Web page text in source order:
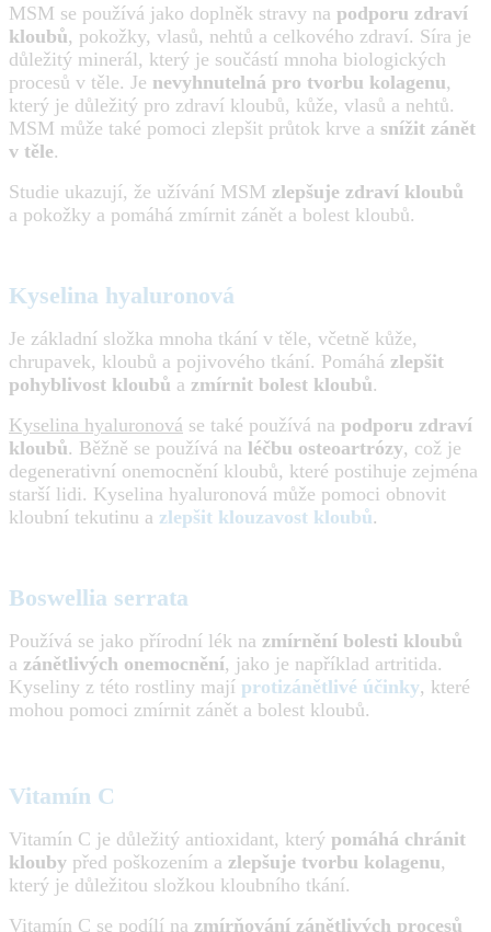
MSM se používá jako doplněk stravy na podporu zdraví
kloubů, pokožky, vlasů, nehtů a celkového zdraví. Síra je
důležitý minerál, který je součástí mnoha biologických
procesů v těle. Je nevyhnutelná pro tvorbu kolagenu,
který je důležitý pro zdraví kloubů, kůže, vlasů a nehtů.
MSM může také pomoci zlepšit průtok krve a snížit zánět
v těle.
Studie ukazují, že užívání MSM zlepšuje zdraví kloubů
a pokožky a pomáhá zmírnit zánět a bolest kloubů.
Kyselina hyaluronová
Je základní složka mnoha tkání v těle, včetně kůže,
chrupavek, kloubů a pojivového tkání. Pomáhá zlepšit
pohyblivost kloubů a zmírnit bolest kloubů.
Kyselina hyaluronová se také používá na podporu zdraví
kloubů. Běžně se používá na léčbu osteoartrózy, což je
degenerativní onemocnění kloubů, které postihuje zejména
starší lidi. Kyselina hyaluronová může pomoci obnovit
kloubní tekutinu a zlepšit klouzavost kloubů.
Boswellia serrata
Používá se jako přírodní lék na zmírnění bolesti kloubů
a zánětlivých onemocnění, jako je například artritida.
Kyseliny z této rostliny mají protizánětlivé účinky, které
mohou pomoci zmírnit zánět a bolest kloubů.
Vitamín C
Vitamín C je důležitý antioxidant, který pomáhá chránit
klouby před poškozením a zlepšuje tvorbu kolagenu,
který je důležitou složkou kloubního tkání.
Vitamín C se podílí na zmírňování zánětlivých procesů